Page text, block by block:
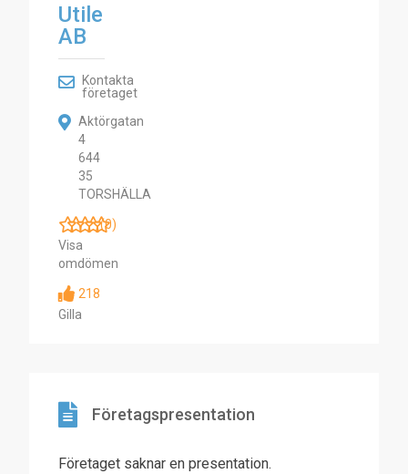
Utile
AB
Kontakta
företaget
Aktörgatan
4
644
35
TORSHÄLLA
(0)
Visa
omdömen
218
Gilla
Företagspresentation
Företaget saknar en presentation.